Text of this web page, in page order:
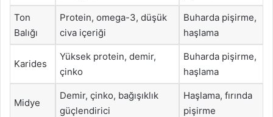
Ton
Balığı
Protein, omega-3, düşük
civa içeriği
Buharda pişirme,
haşlama
Karides
Yüksek protein, demir,
çinko
Buharda pişirme,
haşlama
Midye
Demir, çinko, bağışıklık
güçlendirici
Haşlama, fırında
pişirme